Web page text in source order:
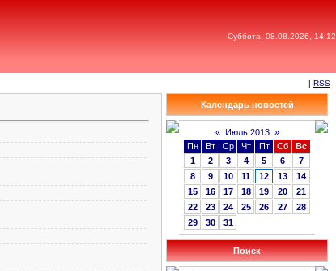
Суббота, 08.08.2026, 14:12
| RSS
Календарь новостей
« Июль 2013 »
Пн
Вт Ср Чт Пт Сб
Вс
1
2 3 4 5 6
7
8
9 10 11 12 13
14
15
16 17 18 19 20
21
22
23 24 25 26 27
28
29
30 31
Поиск